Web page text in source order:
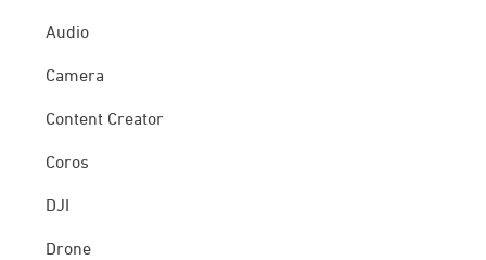
Audio
Camera
Content Creator
Coros
DJI
Drone